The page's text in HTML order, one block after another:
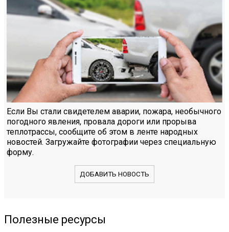
Если Вы стали свидетелем аварии, пожара, необычного
погодного явления, провала дороги или прорыва
теплотрассы, сообщите об этом в ленте народных
новостей. Загружайте фотографии через специальную
форму.
ДОБАВИТЬ НОВОСТЬ
Полезные ресурсы